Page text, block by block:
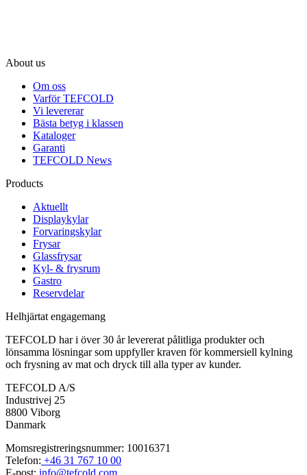
About us
Om oss
Varför TEFCOLD
Vi levererar
Bästa betyg i klassen
Kataloger
Garanti
TEFCOLD News
Products
Aktuellt
Displaykylar
Forvaringskylar
Frysar
Glassfrysar
Kyl- & frysrum
Gastro
Reservdelar
Helhjärtat engagemang
TEFCOLD har i över 30 år levererat pålitliga produkter och
lönsamma lösningar som uppfyller kraven för kommersiell kylning
och frysning av mat och dryck till alla typer av kunder.
TEFCOLD A/S
Industrivej 25
8800 Viborg
Danmark
Momsregistreringsnummer: 10016371
Telefon: +46 31 767 10 00